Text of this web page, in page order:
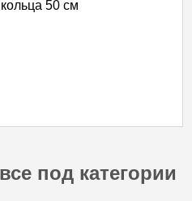
50 см
под категории